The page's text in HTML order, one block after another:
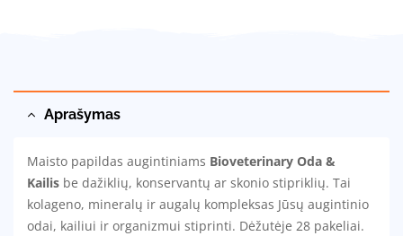
Aprašymas
Maisto papildas augintiniams Bioveterinary Oda &
Kailis be dažiklių, konservantų ar skonio stipriklių. Tai
kolageno, mineralų ir augalų kompleksas Jūsų augintinio
odai, kailiui ir organizmui stiprinti. Dėžutėje 28 pakeliai.